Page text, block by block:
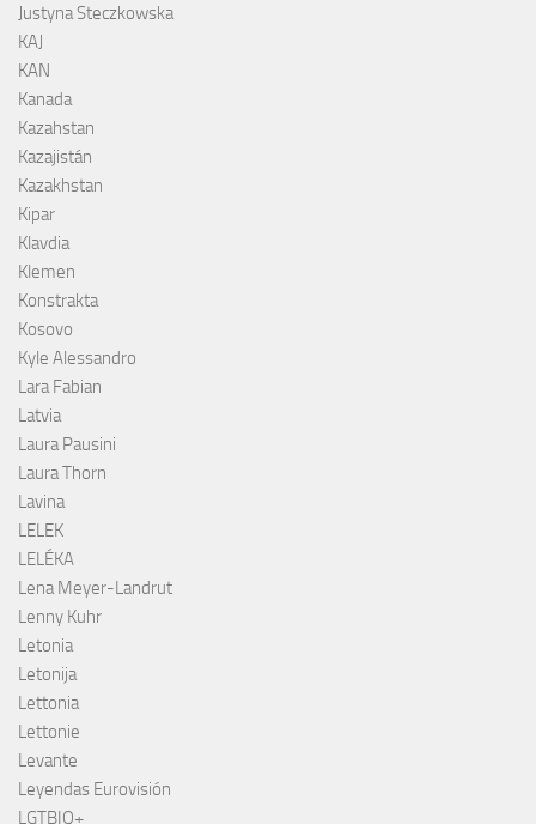
Justyna Steczkowska
KAJ
KAN
Kanada
Kazahstan
Kazajistán
Kazakhstan
Kipar
Klavdia
Klemen
Konstrakta
Kosovo
Kyle Alessandro
Lara Fabian
Latvia
Laura Pausini
Laura Thorn
Lavina
LELEK
LELÉKA
Lena Meyer-Landrut
Lenny Kuhr
Letonia
Letonija
Lettonia
Lettonie
Levante
Leyendas Eurovisión
LGTBIQ+